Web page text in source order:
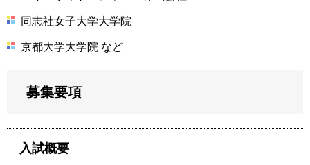
同志社女子大学大学院
京都大学大学院 など
募集要項
入試概要